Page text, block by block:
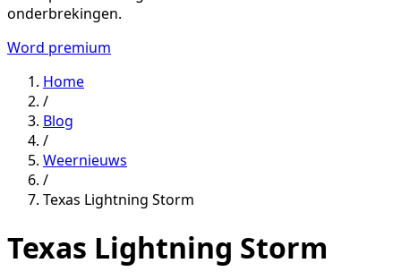
onderbrekingen.
Word premium
Home
/
Blog
/
Weernieuws
/
Texas Lightning Storm
Texas Lightning Storm